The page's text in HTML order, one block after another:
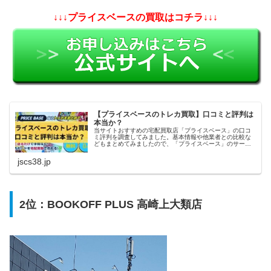
↓↓↓プライスベースの買取はコチラ↓↓↓
【プライスベースのトレカ買取】口コミと評判は
本当か？
当サイトおすすめの宅配買取店「プライスベース」の口コ
ミ評判を調査してみました。基本情報や他業者との比較な
どもまとめてみましたので、「プライスベース」のサービ
jscs38.jp
2位：BOOKOFF PLUS 高崎上大類店